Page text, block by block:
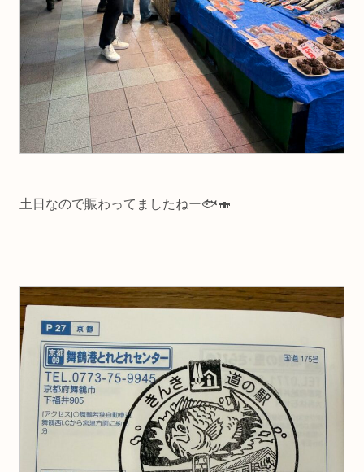
土日なので賑わってましたねー🐟🍣